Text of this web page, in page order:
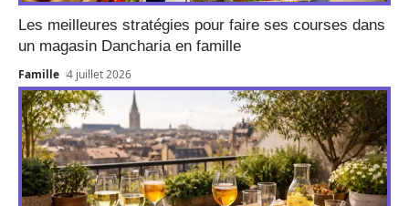
Les meilleures stratégies pour faire ses courses dans
un magasin Dancharia en famille
Famille 4 juillet 2026